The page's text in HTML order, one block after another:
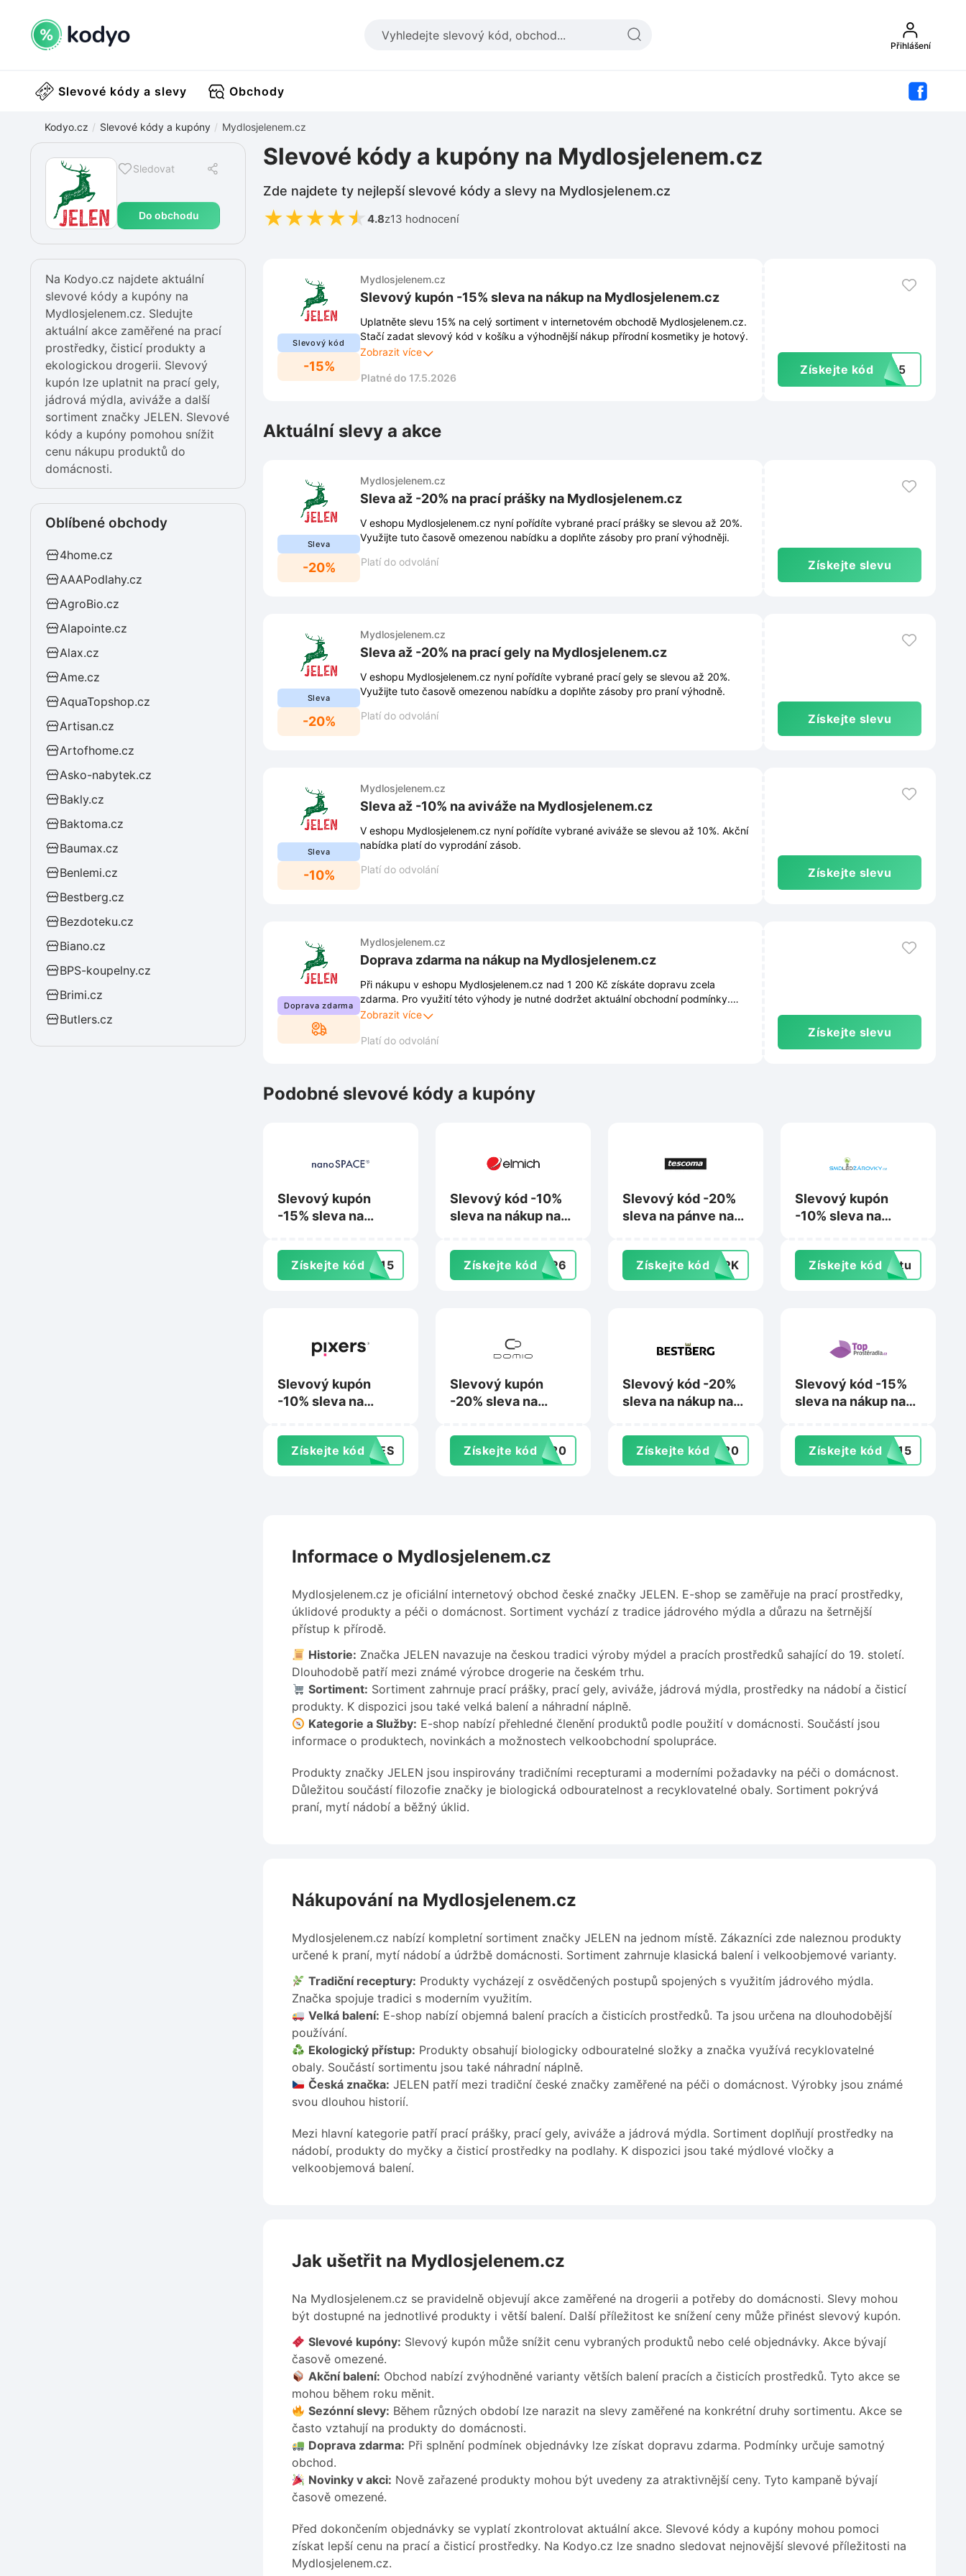
Přihlášení
Slevové kódy a slevy Obchody
Kodyo.cz Slevové kódy a kupóny Mydlosjelenem.cz
Sledovat
Do obchodu
Slevové kódy a kupóny na Mydlosjelenem.cz
Zde najdete ty nejlepší slevové kódy a slevy na Mydlosjelenem.cz
★★★★★ 4.8z13 hodnocení
Na Kodyo.cz najdete aktuální
slevové kódy a kupóny na
Mydlosjelenem.cz. Sledujte
aktuální akce zaměřené na prací
prostředky, čisticí produkty a
ekologickou drogerii. Slevový
kupón lze uplatnit na prací gely,
jádrová mýdla, aviváže a další
sortiment značky JELEN. Slevové
kódy a kupóny pomohou snížit
cenu nákupu produktů do
domácnosti.
Oblíbené obchody
4home.cz
AAAPodlahy.cz
AgroBio.cz
Alapointe.cz
Alax.cz
Ame.cz
AquaTopshop.cz
Artisan.cz
Artofhome.cz
Asko-nabytek.cz
Bakly.cz
Baktoma.cz
Baumax.cz
Benlemi.cz
Bestberg.cz
Bezdoteku.cz
Biano.cz
BPS-koupelny.cz
Brimi.cz
Butlers.cz
Slevový kód
-15%
Mydlosjelenem.cz
Slevový kupón -15% sleva na nákup na Mydlosjelenem.cz
Uplatněte slevu 15% na celý sortiment v internetovém obchodě Mydlosjelenem.cz.
Stačí zadat slevový kód v košíku a výhodnější nákup přírodní kosmetiky je hotový.
Zobrazit více
Platné do 17.5.2026
Získejte kód es15
Aktuální slevy a akce
Sleva
-20%
Mydlosjelenem.cz
Sleva až -20% na prací prášky na Mydlosjelenem.cz
V eshopu Mydlosjelenem.cz nyní pořídíte vybrané prací prášky se slevou až 20%.
Využijte tuto časově omezenou nabídku a doplňte zásoby pro praní výhodněji.
Platí do odvolání
Získejte slevu
Sleva
-20%
Mydlosjelenem.cz
Sleva až -20% na prací gely na Mydlosjelenem.cz
V eshopu Mydlosjelenem.cz nyní pořídíte vybrané prací gely se slevou až 20%.
Využijte tuto časově omezenou nabídku a doplňte zásoby pro praní výhodně.
Platí do odvolání
Získejte slevu
Sleva
-10%
Mydlosjelenem.cz
Sleva až -10% na aviváže na Mydlosjelenem.cz
V eshopu Mydlosjelenem.cz nyní pořídíte vybrané aviváže se slevou až 10%. Akční
nabídka platí do vyprodání zásob.
Platí do odvolání
Získejte slevu
Doprava zdarma
Mydlosjelenem.cz
Doprava zdarma na nákup na Mydlosjelenem.cz
Při nákupu v eshopu Mydlosjelenem.cz nad 1 200 Kč získáte dopravu zcela
zdarma. Pro využití této výhody je nutné dodržet aktuální obchodní podmínky.
Kompletní pravidla jsou dostupná přímo na webových stránkách a mohou se
Zobrazit více
Platí do odvolání
Získejte slevu
Podobné slevové kódy a kupóny
Slevový kupón
-15% sleva na
Nanospace.cz
Získejte kód9015
Slevový kód -10%
sleva na nákup na
Získejte kód0EP6
Slevový kód -20%
sleva na pánve na
Získejte kódF3PK
Slevový kupón
-10% sleva na
Smdledzarovky.cz
Získejte kódextu
Slevový kupón
-10% sleva na
Získejte kódSHES
Slevový kupón
-20% sleva na
Získejte kódva20
Slevový kód -20%
sleva na nákup na
Získejte kódST20
Slevový kód -15%
sleva na nákup nad
Topprosteradla.cz
Získejte kódNY15
Informace o Mydlosjelenem.cz
Mydlosjelenem.cz je oficiální internetový obchod české značky JELEN. E-shop se zaměřuje na prací prostředky,
úklidové produkty a péči o domácnost. Sortiment vychází z tradice jádrového mýdla a důrazu na šetrnější
přístup k přírodě.
Historie: Značka JELEN navazuje na českou tradici výroby mýdel a pracích prostředků sahající do 19. století.
Dlouhodobě patří mezi známé výrobce drogerie na českém trhu.
Sortiment: Sortiment zahrnuje prací prášky, prací gely, aviváže, jádrová mýdla, prostředky na nádobí a čisticí
produkty. K dispozici jsou také velká balení a náhradní náplně.
Kategorie a Služby: E-shop nabízí přehledné členění produktů podle použití v domácnosti. Součástí jsou
informace o produktech, novinkách a možnostech velkoobchodní spolupráce.
Produkty značky JELEN jsou inspirovány tradičními recepturami a moderními požadavky na péči o domácnost.
Důležitou součástí filozofie značky je biologická odbouratelnost a recyklovatelné obaly. Sortiment pokrývá
praní, mytí nádobí a běžný úklid.
Nákupování na Mydlosjelenem.cz
Mydlosjelenem.cz nabízí kompletní sortiment značky JELEN na jednom místě. Zákazníci zde naleznou produkty
určené k praní, mytí nádobí a údržbě domácnosti. Sortiment zahrnuje klasická balení i velkoobjemové varianty.
Tradiční receptury: Produkty vycházejí z osvědčených postupů spojených s využitím jádrového mýdla.
Značka spojuje tradici s moderním využitím.
Velká balení: E-shop nabízí objemná balení pracích a čisticích prostředků. Ta jsou určena na dlouhodobější
používání.
Ekologický přístup: Produkty obsahují biologicky odbouratelné složky a značka využívá recyklovatelné
obaly. Součástí sortimentu jsou také náhradní náplně.
Česká značka: JELEN patří mezi tradiční české značky zaměřené na péči o domácnost. Výrobky jsou známé
svou dlouhou historií.
Mezi hlavní kategorie patří prací prášky, prací gely, aviváže a jádrová mýdla. Sortiment doplňují prostředky na
nádobí, produkty do myčky a čisticí prostředky na podlahy. K dispozici jsou také mýdlové vločky a
velkoobjemová balení.
Jak ušetřit na Mydlosjelenem.cz
Na Mydlosjelenem.cz se pravidelně objevují akce zaměřené na drogerii a potřeby do domácnosti. Slevy mohou
být dostupné na jednotlivé produkty i větší balení. Další příležitost ke snížení ceny může přinést slevový kupón.
Slevové kupóny: Slevový kupón může snížit cenu vybraných produktů nebo celé objednávky. Akce bývají
časově omezené.
Akční balení: Obchod nabízí zvýhodněné varianty větších balení pracích a čisticích prostředků. Tyto akce se
mohou během roku měnit.
Sezónní slevy: Během různých období lze narazit na slevy zaměřené na konkrétní druhy sortimentu. Akce se
často vztahují na produkty do domácnosti.
Doprava zdarma: Při splnění podmínek objednávky lze získat dopravu zdarma. Podmínky určuje samotný
obchod.
Novinky v akci: Nově zařazené produkty mohou být uvedeny za atraktivnější ceny. Tyto kampaně bývají
časově omezené.
Před dokončením objednávky se vyplatí zkontrolovat aktuální akce. Slevové kódy a kupóny mohou pomoci
získat lepší cenu na prací a čisticí prostředky. Na Kodyo.cz lze snadno sledovat nejnovější slevové příležitosti na
Mydlosjelenem.cz.